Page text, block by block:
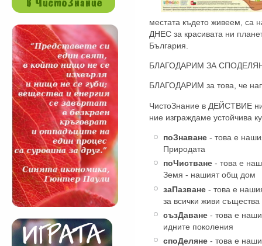
местата където живеем, са
ДНЕС за красивата ни
България.
БЛАГОДАРИМ ЗА
БЛАГОДАРИМ за това, че
ЧистоЗнание в ДЕЙСТВИЕ ни
ние изграждаме устойчива
поЗнаване - това е
Природата
поЧистване - това е
Земя - нашият общ дом
заПазване - това е
за всички живи същества
съзДаване - това е
идните поколения
споДеляне - това е